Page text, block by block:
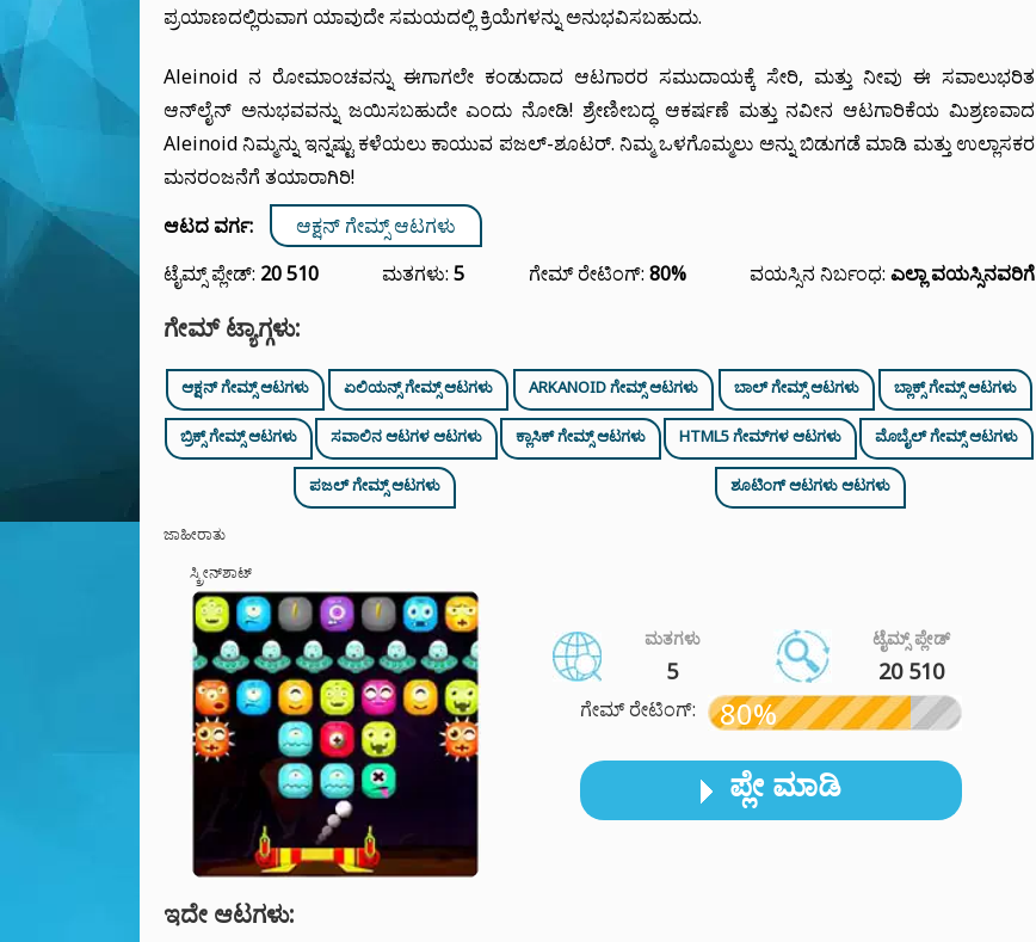
ಪ್ರಯಾಣದಲ್ಲಿರುವಾಗ ಯಾವುದೇ ಸಮಯದಲ್ಲಿ ಕ್ರಿಯೆಗಳನ್ನು ಅನುಭವಿಸಬಹುದು.
Aleinoid ನ ರೋಮಾಂಚವನ್ನು ಈಗಾಗಲೇ ಕಂಡುದಾದ ಆಟಗಾರರ ಸಮುದಾಯಕ್ಕೆ ಸೇರಿ, ಮತ್ತು ನೀವು ಈ ಸವಾಲುಭರಿತ
ಆನ್‌ಲೈನ್ ಅನುಭವವನ್ನು ಜಯಿಸಬಹುದೇ ಎಂದು ನೋಡಿ! ಶ್ರೇಣೀಬದ್ಧ ಆಕರ್ಷಣೆ ಮತ್ತು ನವೀನ ಆಟಗಾರಿಕೆಯ ಮಿಶ್ರಣವಾದ
Aleinoid ನಿಮ್ಮನ್ನು ಇನ್ನಷ್ಟು ಕಳೆಯಲು ಕಾಯುವ ಪಜಲ್-ಶೂಟರ್. ನಿಮ್ಮ ಒಳಗೊಮ್ಮಲು ಅನ್ನು ಬಿಡುಗಡೆ ಮಾಡಿ ಮತ್ತು ಉಲ್ಲಾಸಕರ
ಮನರಂಜನೆಗೆ ತಯಾರಾಗಿರಿ!
ಆಟದ ವರ್ಗ:
ಆಕ್ಷನ್ ಗೇಮ್ಸ್ ಆಟಗಳು
ಟೈಮ್ಸ್ ಪ್ಲೇಡ್: 20 510 ಮತಗಳು:5 ಗೇಮ್ ರೇಟಿಂಗ್: 80% ವಯಸ್ಸಿನ ನಿರ್ಬಂಧ: ಎಲ್ಲಾ ವಯಸ್ಸಿನವರಿಗೆ
ಗೇಮ್ ಟ್ಯಾಗ್ಗಳು:
ಆಕ್ಷನ್ ಗೇಮ್ಸ್ ಆಟಗಳು ಏಲಿಯನ್ಸ್ ಗೇಮ್ಸ್ ಆಟಗಳು ARKANOID ಗೇಮ್ಸ್ ಆಟಗಳು ಬಾಲ್ ಗೇಮ್ಸ್ ಆಟಗಳು ಬ್ಲಾಕ್ಸ್ ಗೇಮ್ಸ್ ಆಟಗಳು
ಬ್ರಿಕ್ಸ್ ಗೇಮ್ಸ್ ಆಟಗಳು ಸವಾಲಿನ ಆಟಗಳ ಆಟಗಳು ಕ್ಲಾಸಿಕ್ ಗೇಮ್ಸ್ ಆಟಗಳು HTML5 ಗೇಮ್‌ಗಳ ಆಟಗಳು ಮೊಬೈಲ್ ಗೇಮ್ಸ್ ಆಟಗಳು
ಪಜಲ್ ಗೇಮ್ಸ್ ಆಟಗಳು ಶೂಟಿಂಗ್ ಆಟಗಳು ಆಟಗಳು
ಜಾಹೀರಾತು
ಸ್ಕ್ರೀನ್‌ಶಾಟ್
ಮತಗಳು
5
ಟೈಮ್ಸ್ ಪ್ಲೇಡ್
20 510
ಗೇಮ್ ರೇಟಿಂಗ್: 80%
ಪ್ಲೇ ಮಾಡಿ
ಇದೇ ಆಟಗಳು: